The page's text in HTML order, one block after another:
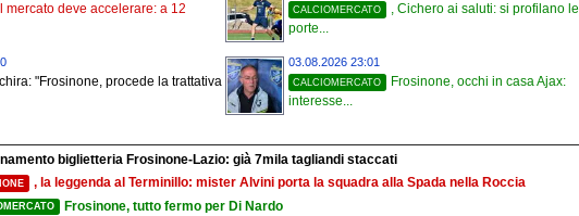
mercato deve accelerare: a 12
CALCIOMERCATO
, Cichero ai saluti: si profilano le
porte...
"Frosinone, procede la trattativa
03.08.2026 23:01
CALCIOMERCATO
Frosinone, occhi in casa Ajax:
interesse...
biglietteria Frosinone-Lazio: già 7mila tagliandi staccati
, la leggenda al Terminillo: mister Alvini porta la squadra alla Spada nella Roccia
Frosinone, tutto fermo per Di Nardo